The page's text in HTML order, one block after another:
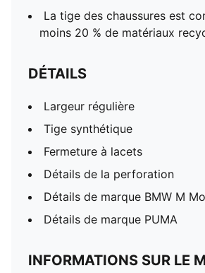
La tige des chaussures est
moins 20 % de matériaux
DÉTAILS
Largeur régulière
Tige synthétique
Fermeture à lacets
Détails de la perforation
Détails de marque BMW M
Détails de marque PUMA
INFORMATIONS SUR LE